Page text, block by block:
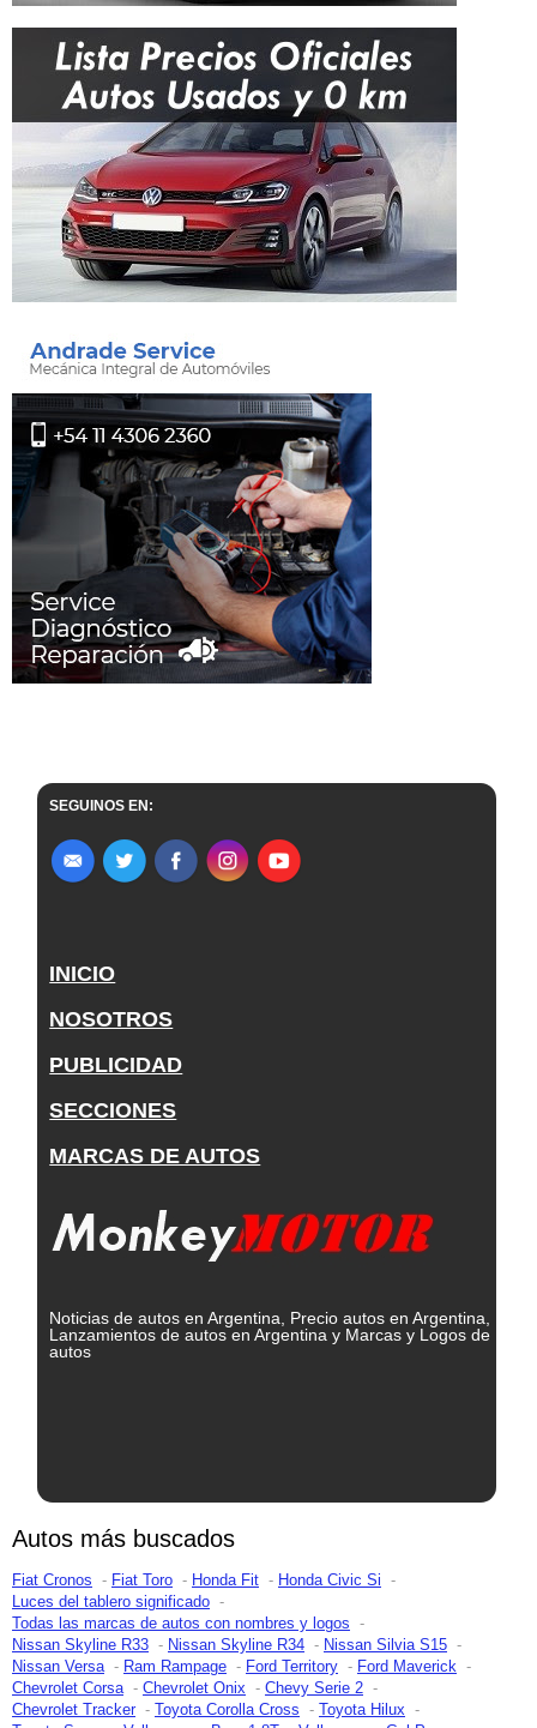
SEGUINOS EN:
INICIO
NOSOTROS
PUBLICIDAD
SECCIONES
MARCAS DE AUTOS
Noticias de autos en Argentina, Precio autos en Argentina,
Lanzamientos de autos en Argentina y Marcas y Logos de
autos
Autos más buscados
Fiat Cronos Fiat Toro Honda Fit
Honda Civic Si
Luces del tablero significado
Todas las marcas de autos con nombres y logos
Nissan Skyline R33
Nissan Skyline R34
Nissan Silvia S15
Nissan Versa
Ram Rampage Ford Territory
Ford Maverick
Chevrolet Corsa
Chevrolet Onix
Chevy Serie 2
Chevrolet Tracker
Toyota Corolla Cross
Toyota Hilux